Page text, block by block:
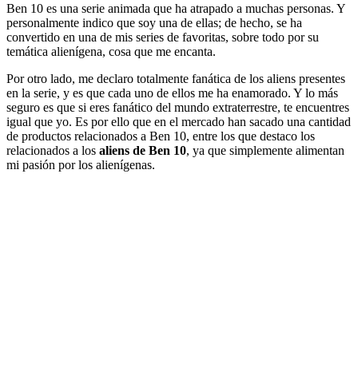
Ben 10 es una serie animada que ha atrapado a muchas personas. Y
personalmente indico que soy una de ellas; de hecho, se ha
convertido en una de mis series de favoritas, sobre todo por su
temática alienígena, cosa que me encanta.
Por otro lado, me declaro totalmente fanática de los aliens presentes
en la serie, y es que cada uno de ellos me ha enamorado. Y lo más
seguro es que si eres fanático del mundo extraterrestre, te encuentres
igual que yo. Es por ello que en el mercado han sacado una cantidad
de productos relacionados a Ben 10, entre los que destaco los
relacionados a los aliens de Ben 10, ya que simplemente alimentan
mi pasión por los alienígenas.